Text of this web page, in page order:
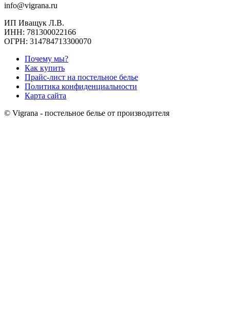
info@vigrana.ru
ИП Иващук Л.В.
ИНН: 781300022166
ОГРН: 314784713300070
Почему мы?
Как купить
Прайс-лист на постельное белье
Политика конфиденциальности
Карта сайта
© Vigrana - постельное белье от производителя